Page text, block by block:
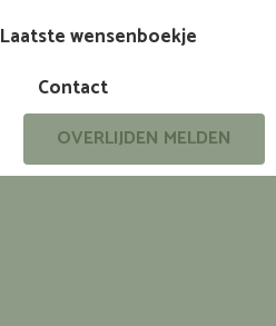
Laatste wensenboekje
Contact
OVERLIJDEN MELDEN